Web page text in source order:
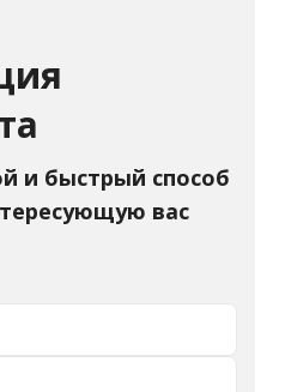
и быстрый способ
вас